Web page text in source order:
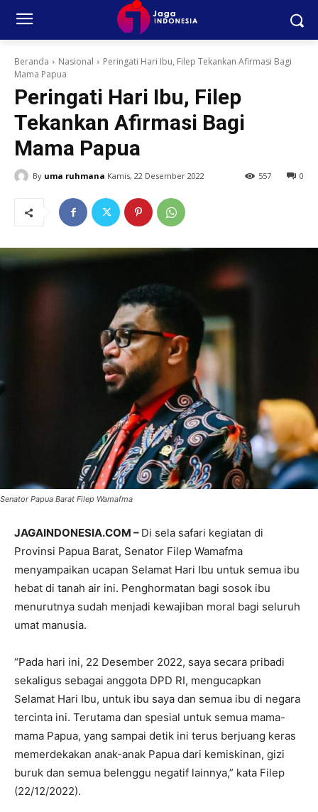
Beranda Nasional
Peringati Hari Ibu, Filep Tekankan Afirmasi Bagi
Mama Papua
Peringati Hari Ibu, Filep
Tekankan Afirmasi Bagi
Mama Papua
By uma ruhmana Kamis, 22 Desember 2022 0
557
Senator Papua Barat Filep Wamafma
JAGAINDONESIA.COM – Di sela safari kegiatan di
Provinsi Papua Barat, Senator Filep Wamafma
menyampaikan ucapan Selamat Hari Ibu untuk semua ibu
hebat di tanah air ini. Penghormatan bagi sosok ibu
menurutnya sudah menjadi kewajiban moral bagi seluruh
umat manusia.
“Pada hari ini, 22 Desember 2022, saya secara pribadi
sekaligus sebagai anggota DPD RI, mengucapkan
Selamat Hari Ibu, untuk ibu saya dan semua ibu di negara
tercinta ini. Terutama dan spesial untuk semua mama-
mama Papua, yang sampai detik ini terus berjuang keras
memerdekakan anak-anak Papua dari kemiskinan, gizi
buruk dan semua belenggu negatif lainnya,” kata Filep
(22/12/2022).